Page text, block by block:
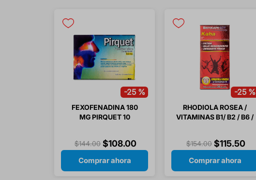
-25 %
FEXOFENADINA 180
MG PIRQUET 10
$144.00 $108.00
Comprar ahora
-25 %
RHODIOLA ROSEA /
VITAMINAS B1/ B2 / B6 /
$154.00 $115.50
Comprar ahora